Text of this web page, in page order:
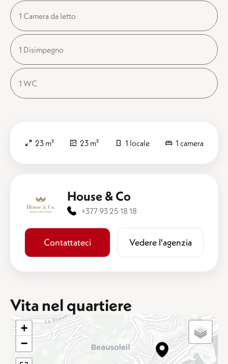
1 Camera da letto
1 Disimpegno
1 WC
23 m² 23 m² 1 locale 1 camera
House & Co
+377 93 25 18 18
Contattateci ​​Vedere l'agenzia
Vita nel quartiere
+
−